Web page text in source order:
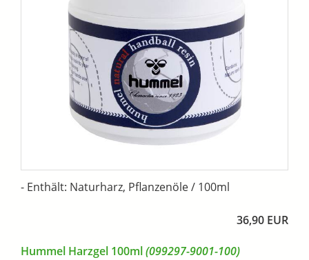
- Enthält: Naturharz, Pflanzenöle / 100ml
36,90 EUR
Hummel Harzgel 100ml(099297-9001-100)